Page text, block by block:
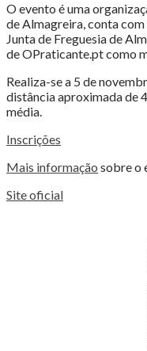
O evento é uma
de Almagreira, conta
Junta de Freguesia de
de OPraticante.pt como
Realiza-se a 5 de
distância aproximada de
média.
Inscrições
Mais informação sobre o
Site oficial